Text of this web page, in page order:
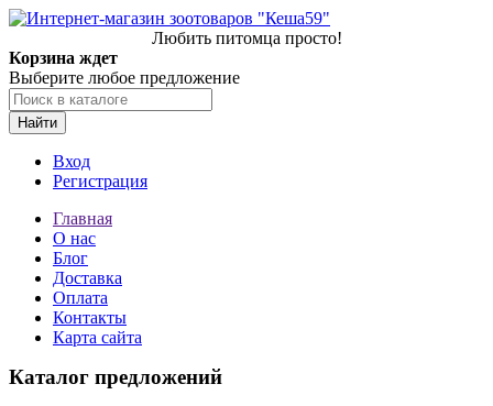
Любить питомца просто!
Корзина ждет
Выберите любое предложение
Найти
Вход
Регистрация
Главная
О нас
Блог
Доставка
Оплата
Контакты
Карта сайта
Каталог предложений